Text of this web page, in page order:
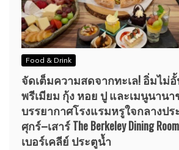
Food & Drink
จัดเต็มความสดจากทะเล! อิ่มไม่
พรีเมียม กุ้ง หอย ปู และเมนูนานา
บรรยากาศโรงแรมหรูใจกลางป
ศุกร์–เสาร์ The Berkeley Dining
เบอร์เคลีย์ ประตูน้ำ